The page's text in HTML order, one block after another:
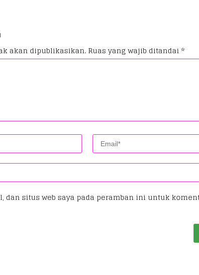
akan dipublikasikan.Ruas yang wajib ditandai *
dan situs web saya pada peramban ini untuk